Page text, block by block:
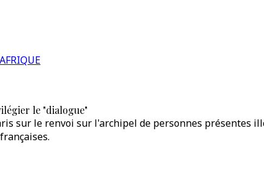
AFRIQUE
le "dialogue"
sur le renvoi sur l'archipel de personnes présentes